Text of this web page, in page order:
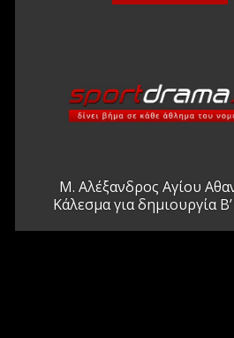
Μ. Αλέξανδρος Αγίου
Κάλεσμα για δημιουργία